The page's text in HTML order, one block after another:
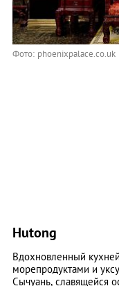
Фото: phoenixpalace.co.uk
Hutong
Вдохновленный
морепродуктами и
Сычуань, славящейся